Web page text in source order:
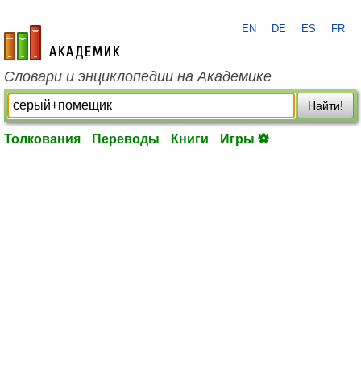
academic.ru
EN DE ES FR
Словари и энциклопедии на Академике
Найти!
Толкования Переводы Книги Игры ⚽